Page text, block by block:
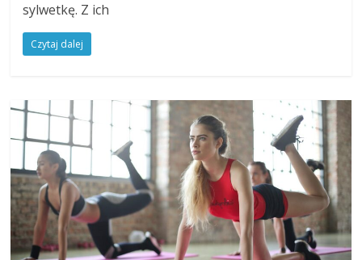
sylwetkę. Z ich
Czytaj dalej